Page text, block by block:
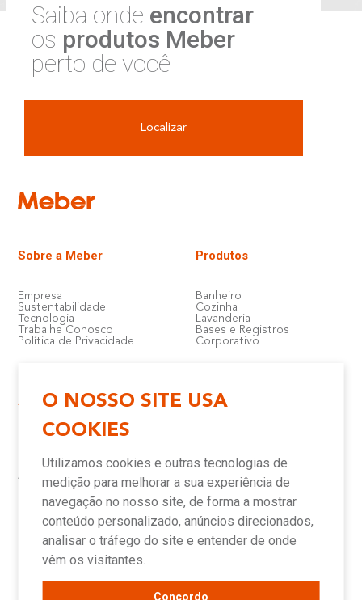
O NOSSO SITE USA
COOKIES
Utilizamos cookies e outras tecnologias de
medição para melhorar a sua experiência de
navegação no nosso site, de forma a mostrar
conteúdo personalizado, anúncios direcionados,
analisar o tráfego do site e entender de onde
vêm os visitantes.
Concordo
Saiba onde encontrar
os produtos Meber
perto de você
Localizar
Sobre a Meber
Empresa
Sustentabilidade
Tecnologia
Trabalhe Conosco
Política de Privacidade
Produtos
Banheiro
Cozinha
Lavanderia
Bases e Registros
Corporativo
Atendimento e Suporte
Downloads
Assistência Técnica Meber
Canais de Atendimento
Onde Encontrar
Televendas
Representantes
Assistências Técnicas e
Autorizadas
Novidades